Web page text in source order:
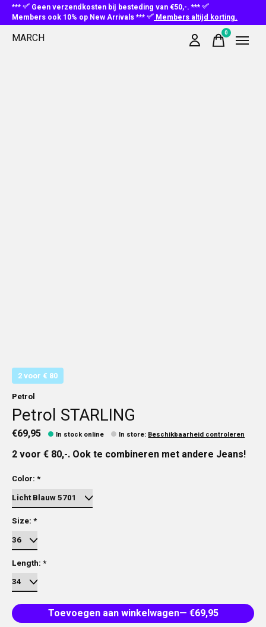
***
Geen verzendkosten bij besteding van €50,-. ***
Members ook 10% op New Arrivals ***
Members altijd korting.
MARCH 0items
2 voor € 80
Petrol
Petrol STARLING
€69,95 In stock online In store: Beschikbaarheid controleren
2 voor € 80,-. Ook te combineren met andere Jeans!
Color: *
Size: *
Length: *
Toevoegen aan winkelwagen
— €69,95